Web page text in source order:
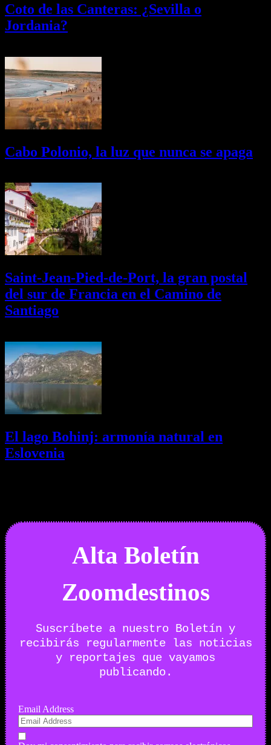
Coto de las Canteras: ¿Sevilla o
Jordania?
Cabo Polonio, la luz que nunca se apaga
Saint-Jean-Pied-de-Port, la gran postal
del sur de Francia en el Camino de
Santiago
El lago Bohinj: armonía natural en
Eslovenia
Alta Boletín
Zoomdestinos
Suscríbete a nuestro Boletín y
recibirás regularmente las noticias
y reportajes que vayamos
publicando.
Email Address